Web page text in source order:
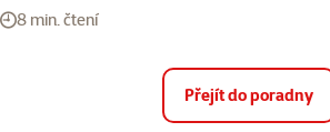
8 min. čtení
Přejít do poradny